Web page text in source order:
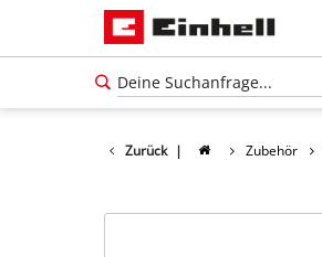
Zurück | Zubehör